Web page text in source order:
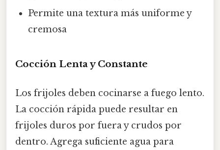
Permite una textura más uniforme y
cremosa
Cocción Lenta y Constante
Los frijoles deben cocinarse a fuego lento.
La cocción rápida puede resultar en
frijoles duros por fuera y crudos por
dentro. Agrega suficiente agua para